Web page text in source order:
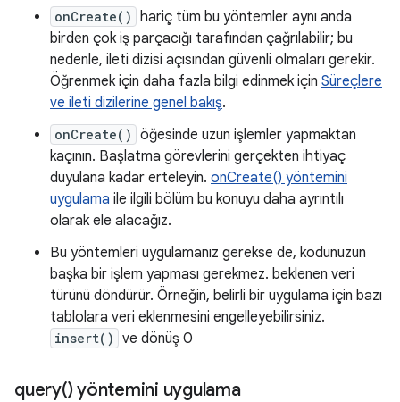
onCreate() hariç tüm bu yöntemler aynı anda
birden çok iş parçacığı tarafından çağrılabilir; bu
nedenle, ileti dizisi açısından güvenli olmaları gerekir.
Öğrenmek için daha fazla bilgi edinmek için Süreçlere
ve ileti dizilerine genel bakış.
onCreate() öğesinde uzun işlemler yapmaktan
kaçının. Başlatma görevlerini gerçekten ihtiyaç
duyulana kadar erteleyin. onCreate() yöntemini
uygulama ile ilgili bölüm bu konuyu daha ayrıntılı
olarak ele alacağız.
Bu yöntemleri uygulamanız gerekse de, kodunuzun
başka bir işlem yapması gerekmez. beklenen veri
türünü döndürür. Örneğin, belirli bir uygulama için bazı
tablolara veri eklenmesini engelleyebilirsiniz.
insert() ve dönüş 0
query() yöntemini uygulama